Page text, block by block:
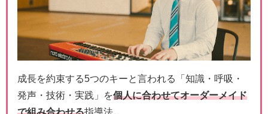
成長を約束する5つのキーと言われる「知識・呼吸・
発声・技術・実践」を個人に合わせてオーダーメイド
で組み合わせる指導法。